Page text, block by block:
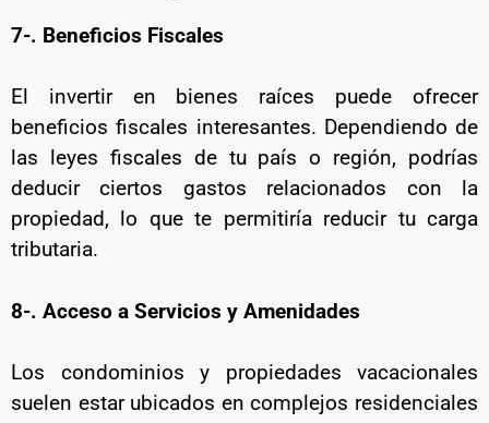
7-. Beneficios Fiscales
El invertir en bienes raíces puede ofrecer
beneficios fiscales interesantes. Dependiendo de
las leyes fiscales de tu país o región, podrías
deducir ciertos gastos relacionados con la
propiedad, lo que te permitiría reducir tu carga
tributaria.
8-. Acceso a Servicios y Amenidades
Los condominios y propiedades vacacionales
suelen estar ubicados en complejos residenciales